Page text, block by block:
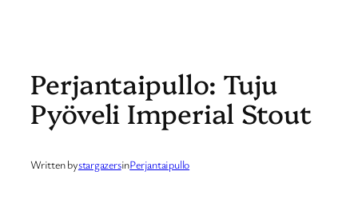
Perjantaipullo: Tuju
Pyöveli Imperial Stout
Written bystargazersinPerjantaipullo